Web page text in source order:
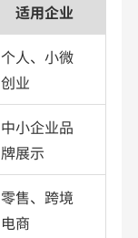
适用企业
个人、小微
创业
中小企业品
牌展示
零售、跨境
电商